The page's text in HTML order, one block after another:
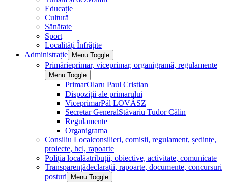
Educație
Cultură
Sănătate
Sport
Localități Înfrățite
Administrație
Menu Toggle
Primărieprimar, viceprimar, organigramă, regulamente
Menu Toggle
PrimarOlaru Paul Cristian
Dispoziții ale primarului
ViceprimarPál LOVÁSZ
Secretar GeneralStăvariu Tudor Călin
Regulamente
Organigrama
Consiliu Localconsilieri, comisii, regulament, ședințe,
proiecte, hcl, rapoarte
Poliția localăatribuții, obiective, activitate, comunicate
Transparențădeclarații, rapoarte, documente, concursuri
posturi
Menu Toggle